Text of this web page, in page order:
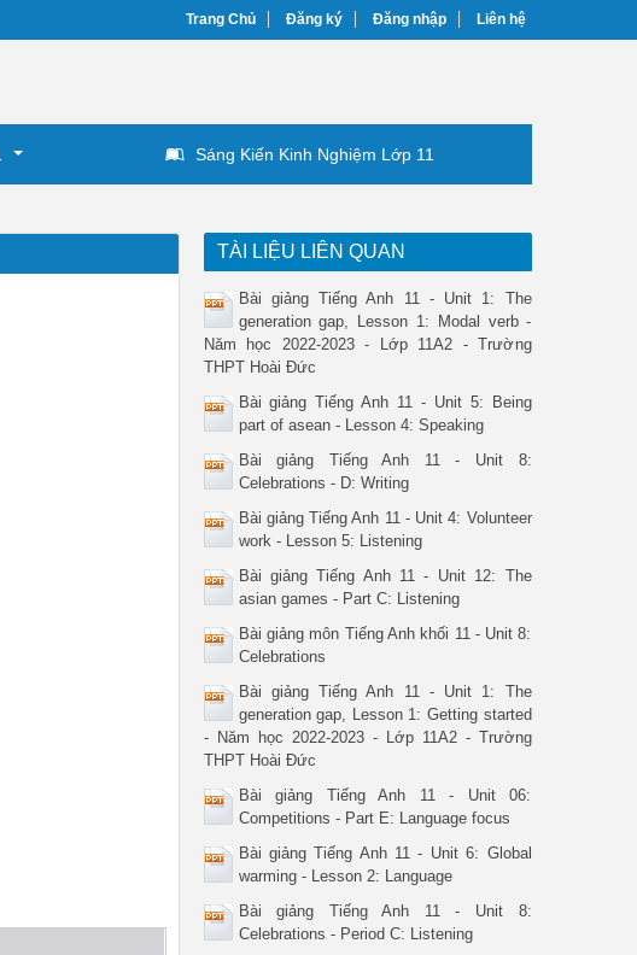
Trang Chủ Đăng ký Đăng nhập Liên hệ
Sáng Kiến Kinh Nghiệm Lớp 11
TÀI LIỆU LIÊN QUAN
Bài giảng Tiếng Anh 11 - Unit 1: The
generation gap, Lesson 1: Modal verb -
Năm học 2022-2023 - Lớp 11A2 - Trường
THPT Hoài Đức
Bài giảng Tiếng Anh 11 - Unit 5: Being
part of asean - Lesson 4: Speaking
Bài giảng Tiếng Anh 11 - Unit 8:
Celebrations - D: Writing
Bài giảng Tiếng Anh 11 - Unit 4: Volunteer
work - Lesson 5: Listening
Bài giảng Tiếng Anh 11 - Unit 12: The
asian games - Part C: Listening
Bài giảng môn Tiếng Anh khối 11 - Unit 8:
Celebrations
Bài giảng Tiếng Anh 11 - Unit 1: The
generation gap, Lesson 1: Getting started
- Năm học 2022-2023 - Lớp 11A2 - Trường
THPT Hoài Đức
Bài giảng Tiếng Anh 11 - Unit 06:
Competitions - Part E: Language focus
Bài giảng Tiếng Anh 11 - Unit 6: Global
warming - Lesson 2: Language
Bài giảng Tiếng Anh 11 - Unit 8:
Celebrations - Period C: Listening